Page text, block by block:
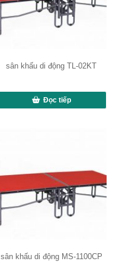
sân khấu di động TL-02KT
Đọc tiếp
sân khấu di động MS-1100CP